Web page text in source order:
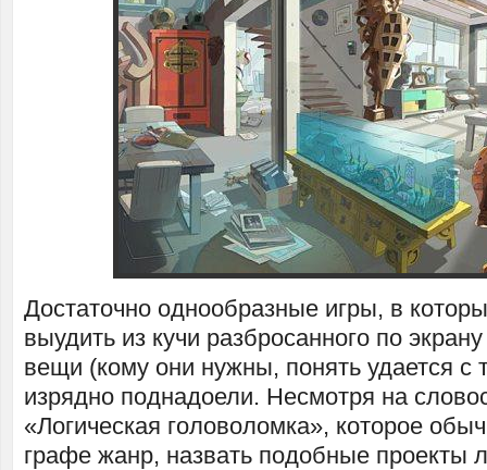
Достаточно однообразные игры, в
выудить из кучи разбросанного по
вещи (кому они нужны, понять удается с
изрядно поднадоели. Несмотря на
«Логическая головоломка», которое
графе жанр, назвать подобные проекты